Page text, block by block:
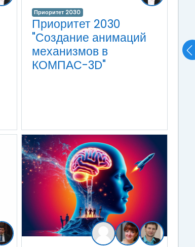
Приоритет 2030
Приоритет 2030
"Создание анимаций
механизмов в
КОМПАС-3D"